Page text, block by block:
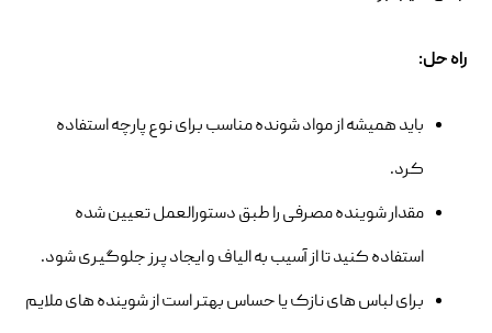
راه حل:
باید همیشه از مواد شونده مناسب برای نوع پارچه استفاده
کرد.
مقدار شوینده مصرفی را طبق دستورالعمل تعیین شده
استفاده کنید تا از آسیب به الیاف و ایجاد پرز جلوگیری شود.
برای لباس های نازک یا حساس بهتر است از شوینده های ملایم